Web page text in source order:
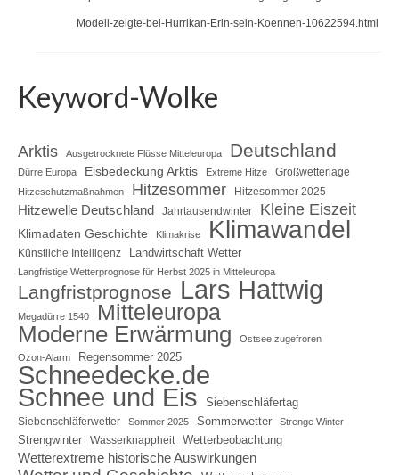
Modell-zeigte-bei-Hurrikan-Erin-sein-Koennen-10622594.html
Keyword-Wolke
Arktis Ausgetrocknete Flüsse Mitteleuropa Deutschland
Dürre Europa Eisbedeckung Arktis Extreme Hitze Großwetterlage
Hitzeschutzmaßnahmen Hitzesommer Hitzesommer 2025
Hitzewelle Deutschland Jahrtausendwinter Kleine Eiszeit
Klimadaten Geschichte Klimakrise Klimawandel
Künstliche Intelligenz Landwirtschaft Wetter
Langfristige Wetterprognose für Herbst 2025 in Mitteleuropa
Langfristprognose Lars Hattwig
Megadürre 1540 Mitteleuropa
Moderne Erwärmung
Ostsee zugefroren
Ozon-Alarm
Regensommer 2025
Schneedecke.de
Schnee und Eis Siebenschläfertag
Siebenschläferwetter Sommer 2025 Sommerwetter Strenge Winter
Strengwinter Wasserknappheit Wetterbeobachtung
Wetterextreme historische Auswirkungen